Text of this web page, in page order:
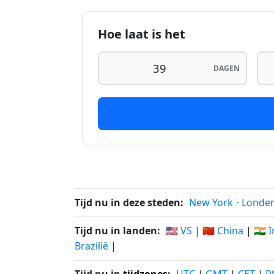
41 dagen geleden
42 dagen geleden
43 dagen geleden
46 dagen geleden
48 dagen geleden
49 dagen geleden
50 dagen geleden
Hoe laat is het
DAGEN
Tijd nu in deze steden: New York ·
Tijd nu in landen: 🇺🇸 VS | 🇨🇳 China | 🇮🇳
Brazilië |